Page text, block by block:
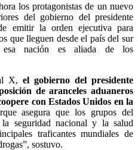
los protagonistas de un nuevo
del gobierno del presidente
emitir la orden ejecutiva para
que lleguen desde el país del sur
nación es aliada de los
X, el gobierno del presidente
de aranceles aduaneros
con Estados Unidos en la
asegura que los grupos del
seguridad nacional y la salud
traficantes mundiales de
sostuvo.